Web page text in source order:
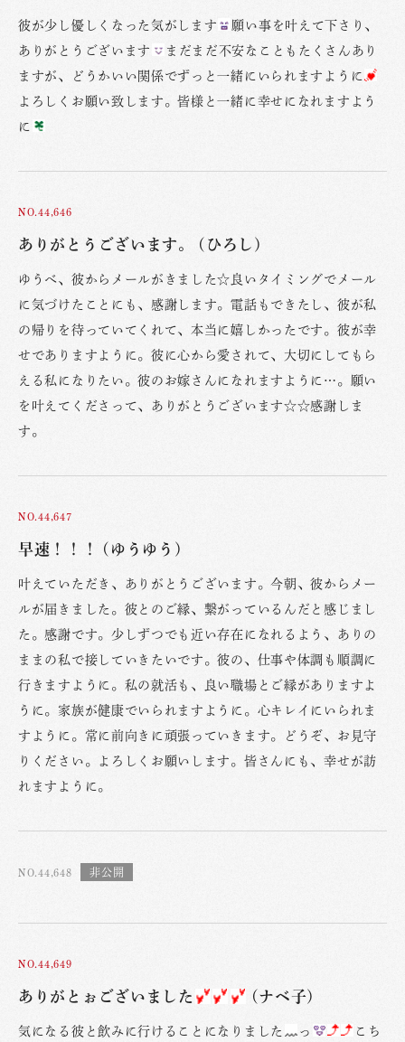
彼が少し優しくなった気がします
願い事を叶えて下さり、
ありがとうございます
まだまだ不安なこともたくさんあり
ますが、どうかいい関係でずっと一緒にいられますように
よろしくお願い致します。皆様と一緒に幸せになれますよう
に
NO.44,646
ありがとうございます。 (ひろし)
ゆうべ、彼からメールがきました☆良いタイミングでメール
に気づけたことにも、感謝します。電話もできたし、彼が私
の帰りを待っていてくれて、本当に嬉しかったです。彼が幸
せでありますように。彼に心から愛されて、大切にしてもら
える私になりたい。彼のお嫁さんになれますように…。願い
を叶えてくださって、ありがとうございます☆☆感謝しま
す。
NO.44,647
早速！！！ (ゆうゆう)
叶えていただき、ありがとうございます。今朝、彼からメー
ルが届きました。彼とのご縁、繋がっているんだと感じまし
た。感謝です。少しずつでも近い存在になれるよう、ありの
ままの私で接していきたいです。彼の、仕事や体調も順調に
行きますように。私の就活も、良い職場とご縁がありますよ
うに。家族が健康でいられますように。心キレイにいられま
すように。常に前向きに頑張っていきます。どうぞ、お見守
りください。よろしくお願いします。皆さんにも、幸せが訪
れますように。
NO.44,648
NO.44,649
ありがとぉございました (ナベ子)
気になる彼と飲みに行けることになりました っ
こち